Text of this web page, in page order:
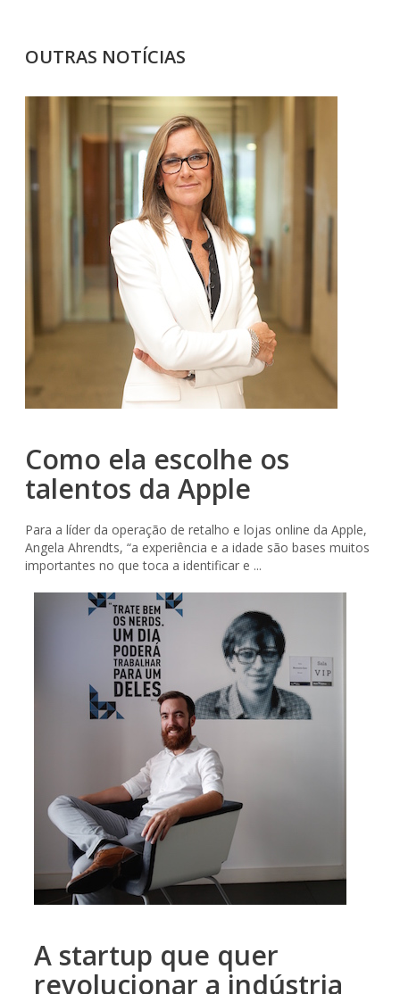
OUTRAS NOTÍCIAS
Como ela escolhe os
talentos da Apple
Para a líder da operação de retalho e lojas online da Apple,
Angela Ahrendts, “a experiência e a idade são bases muitos
importantes no que toca a identificar e ...
A startup que quer
revolucionar a indústria